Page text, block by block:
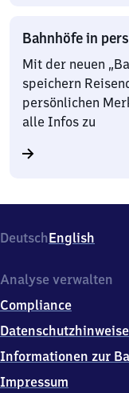
Bahnhöfe in
Mit der neuen
speichern
persönlichen
alle Infos zu
DeutschEnglish
Analyse verwalten
Compliance
Datenschutzhinweise
Informationen zur
Impressum